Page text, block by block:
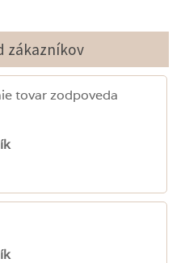
zákazníkov
tovar zodpoveda